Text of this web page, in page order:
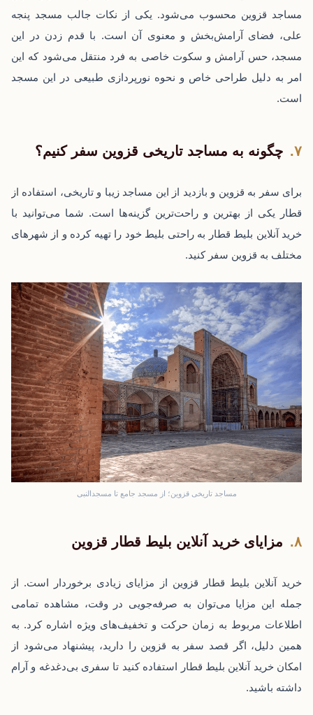
مساجد قزوین محسوب می‌شود. یکی از نکات جالب مسجد پنجه
علی، فضای آرامش‌بخش و معنوی آن است. با قدم زدن در این
مسجد، حس آرامش و سکوت خاصی به فرد منتقل می‌شود که این
امر به دلیل طراحی خاص و نحوه نورپردازی طبیعی در این مسجد
است.
چگونه به مساجد تاریخی قزوین سفر کنیم؟
برای سفر به قزوین و بازدید از این مساجد زیبا و تاریخی، استفاده از
قطار یکی از بهترین و راحت‌ترین گزینه‌ها است. شما می‌توانید با
خرید آنلاین بلیط قطار به راحتی بلیط خود را تهیه کرده و از شهرهای
مختلف به قزوین سفر کنید.
مساجد تاریخی قزوین؛ از مسجد جامع تا مسجدالنبی
مزایای خرید آنلاین بلیط قطار قزوین
خرید آنلاین بلیط قطار قزوین از مزایای زیادی برخوردار است. از
جمله این مزایا می‌توان به صرفه‌جویی در وقت، مشاهده تمامی
اطلاعات مربوط به زمان حرکت و تخفیف‌های ویژه اشاره کرد. به
همین دلیل، اگر قصد سفر به قزوین را دارید، پیشنهاد می‌شود از
امکان خرید آنلاین بلیط قطار استفاده کنید تا سفری بی‌دغدغه و آرام
داشته باشید.